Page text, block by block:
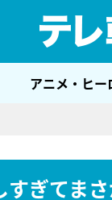
アニメ・ヒー
ぎてま